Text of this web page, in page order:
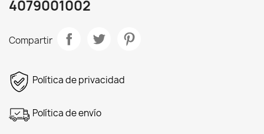
4079001002
Compartir
Política de privacidad
Política de envío